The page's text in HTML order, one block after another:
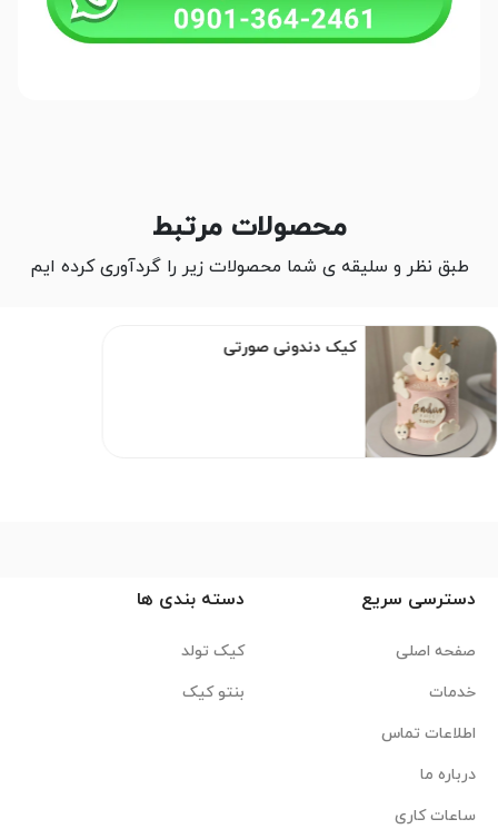
محصولات مرتبط
طبق نظر و سلیقه ی شما محصولات زیر را گردآوری کرده ایم
کیک دندونی صورتی
دسترسی سریع
صفحه اصلی
خدمات
اطلاعات تماس
درباره ما
ساعات کاری
دسته بندی ها
کیک تولد
بنتو کیک